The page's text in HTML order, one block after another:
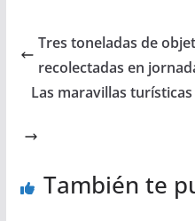
Tres toneladas de
recolectadas en
Las maravillas
También te